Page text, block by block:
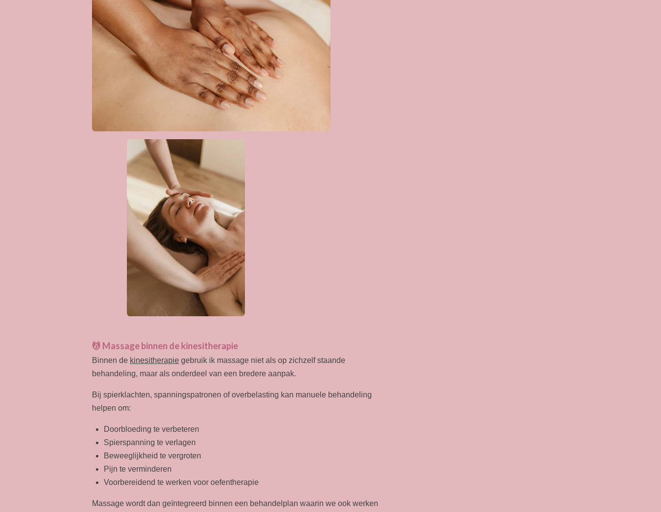
💆 Massage binnen de kinesitherapie
Binnen de kinesitherapie gebruik ik massage niet als op zichzelf staande
behandeling, maar als onderdeel van een bredere aanpak.
Bij spierklachten, spanningspatronen of overbelasting kan manuele behandeling
helpen om:
Doorbloeding te verbeteren
Spierspanning te verlagen
Beweeglijkheid te vergroten
Pijn te verminderen
Voorbereidend te werken voor oefentherapie
Massage wordt dan geïntegreerd binnen een behandelplan waarin we ook werken